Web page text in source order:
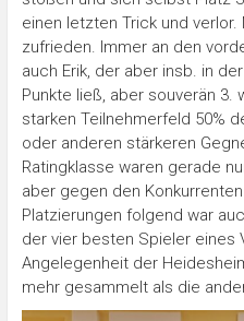
einen letzten Trick und
zufrieden. Immer an den
auch Erik, der aber insb. in
Punkte ließ, aber souverän 3.
starken Teilnehmerfeld 50%
oder anderen stärkeren
Ratingklasse waren gerade
aber gegen den
Platzierungen folgend war
der vier besten Spieler eines
Angelegenheit der
mehr gesammelt als die